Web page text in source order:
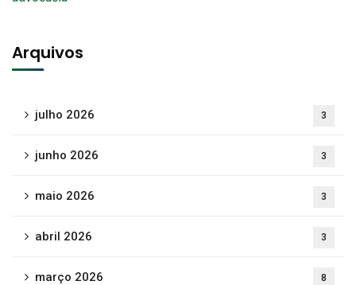
Arquivos
julho 2026 3
junho 2026 3
maio 2026 3
abril 2026 3
março 2026 8